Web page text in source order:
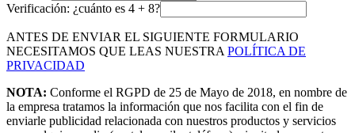
Verificación: ¿cuánto es 4 + 8?
ANTES DE ENVIAR EL SIGUIENTE FORMULARIO
NECESITAMOS QUE LEAS NUESTRA POLÍTICA DE
PRIVACIDAD
NOTA: Conforme el RGPD de 25 de Mayo de 2018, en nombre de
la empresa tratamos la información que nos facilita con el fin de
enviarle publicidad relacionada con nuestros productos y servicios